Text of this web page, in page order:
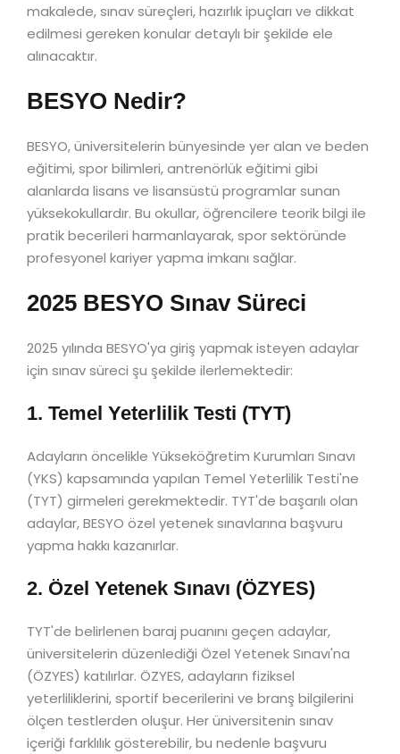
makalede, sınav süreçleri, hazırlık ipuçları ve dikkat
edilmesi gereken konular detaylı bir şekilde ele
alınacaktır.
BESYO Nedir?
BESYO, üniversitelerin bünyesinde yer alan ve beden
eğitimi, spor bilimleri, antrenörlük eğitimi gibi
alanlarda lisans ve lisansüstü programlar sunan
yüksekokullardır. Bu okullar, öğrencilere teorik bilgi ile
pratik becerileri harmanlayarak, spor sektöründe
profesyonel kariyer yapma imkanı sağlar.
2025 BESYO Sınav Süreci
2025 yılında BESYO'ya giriş yapmak isteyen adaylar
için sınav süreci şu şekilde ilerlemektedir:
1. Temel Yeterlilik Testi (TYT)
Adayların öncelikle Yükseköğretim Kurumları Sınavı
(YKS) kapsamında yapılan Temel Yeterlilik Testi'ne
(TYT) girmeleri gerekmektedir. TYT'de başarılı olan
adaylar, BESYO özel yetenek sınavlarına başvuru
yapma hakkı kazanırlar.
2. Özel Yetenek Sınavı (ÖZYES)
TYT'de belirlenen baraj puanını geçen adaylar,
üniversitelerin düzenlediği Özel Yetenek Sınavı'na
(ÖZYES) katılırlar. ÖZYES, adayların fiziksel
yeterliliklerini, sportif becerilerini ve branş bilgilerini
ölçen testlerden oluşur. Her üniversitenin sınav
içeriği farklılık gösterebilir, bu nedenle başvuru